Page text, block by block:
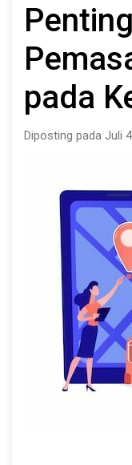
pada
Diposting pada Juli